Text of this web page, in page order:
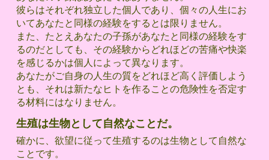
彼らはそれぞれ独立した個人であり、個々の人生にお
いてあなたと同様の経験をするとは限りません。
また、たとえあなたの子孫があなたと同様の経験をす
るのだとしても、その経験からどれほどの苦痛や快楽
を感じるかは個人によって異なります。
あなたがご自身の人生の質をどれほど高く評価しよう
とも、それは新たなヒトを作ることの危険性を否定す
る材料にはなりません。
生殖は生物として自然なことだ。
確かに、欲望に従って生殖するのは生物として自然な
ことです。